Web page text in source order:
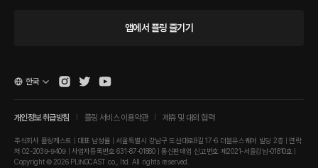
앱에서 플링 즐기기
개인정보 취급방침 플링 서비스 이용약관 제휴 및 대외 협력
주식회사 플링캐스트 | 대표 남성률 | 서울특별시 강남구 도산대로8길 17-6 더블유스퀘어 빌딩 2층 | 연락
처 02-2039-9409 | 사업자등록번호 631-87-01880 | 통신판매업 신고번호 제2021-서울강남-01810호 |
Copyright © 2026 PLINGCAST co., ltd. All rights reserved.
한국